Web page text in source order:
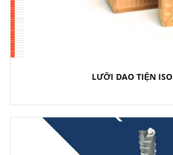
LƯỠI DAO TIỆN ISO